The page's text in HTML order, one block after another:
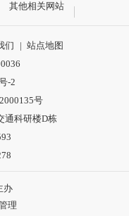
其他相关网站
们 | 站点地图
-2
号
通科研楼D栋
办
理